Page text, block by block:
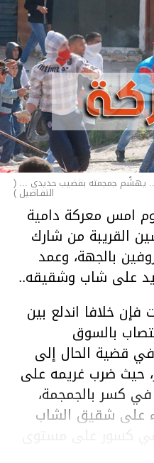
يهشّم جمجمته بقضيب حديدي ... (
التفـاصيل )
امس معركة دامية
القريبة من شارك
بالجهة، وعمد
على شاب وشقيقه..
خلافا اندلع بين
بالسوق
قضية الحال إلى
حيث ضرب غريمه على
كسر بالجمجمة،
على شقيق الشاب
في كسور على مستوى